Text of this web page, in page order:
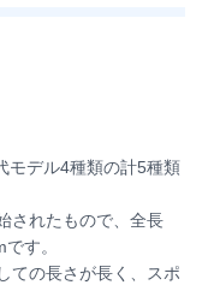
モデル4種類の計5種類
されたもので、全長
す。
ての長さが長く、スポ